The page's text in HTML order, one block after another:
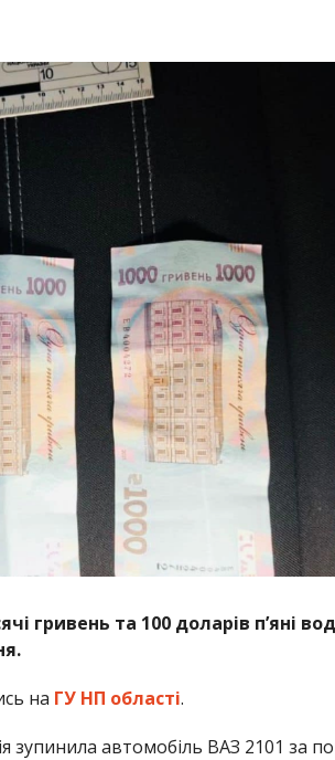
гривень та 100 доларів п’яні
на ГУ НП області.
зупинила автомобіль ВАЗ 2101 за